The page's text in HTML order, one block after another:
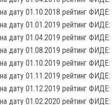
на дату 01.10.2018 рейтинг ФИДЕ:
на дату 01.01.2019 рейтинг ФИДЕ:
на дату 01.04.2019 рейтинг ФИДЕ:
на дату 01.08.2019 рейтинг ФИДЕ:
на дату 01.10.2019 рейтинг ФИДЕ:
на дату 01.11.2019 рейтинг ФИДЕ:
на дату 01.12.2019 рейтинг ФИДЕ:
на дату 01.02.2020 рейтинг ФИДЕ: